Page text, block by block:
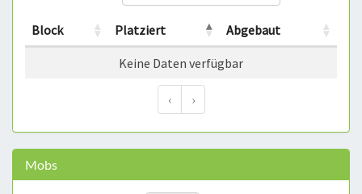
Block Platziert Abgebaut
Keine Daten verfügbar
‹ ›
Mobs